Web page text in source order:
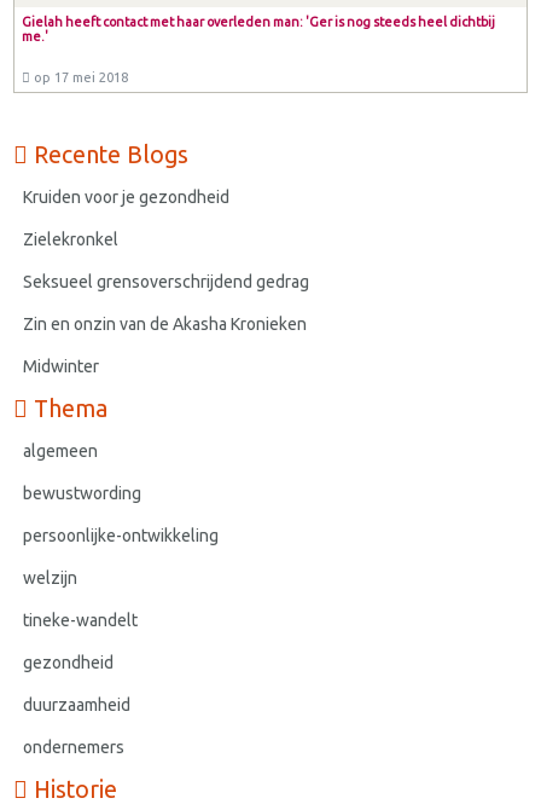
Gielah heeft contact met haar overleden man: 'Ger is nog steeds heel dichtbij
me.'
op 17 mei 2018
Recente Blogs
Kruiden voor je gezondheid
Zielekronkel
Seksueel grensoverschrijdend gedrag
Zin en onzin van de Akasha Kronieken
Midwinter
Thema
algemeen
bewustwording
persoonlijke-ontwikkeling
welzijn
tineke-wandelt
gezondheid
duurzaamheid
ondernemers
Historie